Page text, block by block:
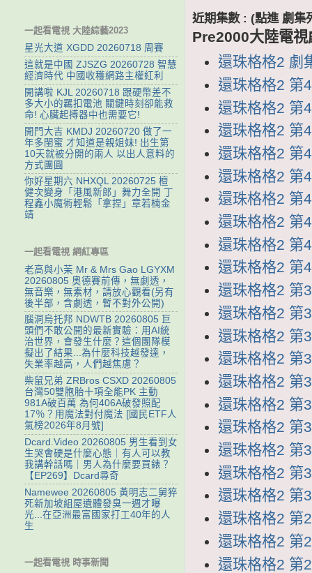
近期集數 : (點進 劇集
Pre2000大陸電
還珠格格2 劇
還珠格格2 第
還珠格格2 第
還珠格格2 第
還珠格格2 第
還珠格格2 第
還珠格格2 第
還珠格格2 第
還珠格格2 第
還珠格格2 第
還珠格格2 第
還珠格格2 第
還珠格格2 第
還珠格格2 第
還珠格格2 第
還珠格格2 第
還珠格格2 第
還珠格格2 第
還珠格格2 第
還珠格格2 第
還珠格格2 第
還珠格格2 第
還珠格格2 第
一起看電視 大陸綜藝2023
星光大道 XGDD 20260718 周賽
這就是中國 ZJSZG 20260728 智慧
經濟時代 中國收穫網路主權紅利
開講啦 KJL 20260718 跟硬幣差不
多大小的羈扣電池 關鍵時刻卻能救
命! 心臟起搏器中也需要它!
開門大吉 KMDJ 20260720 做了一
年多閨蜜 才知道是親姐妹! 出生第
10天就被分開的兩人 以出人意料的
方式團圓
你好星期六 NHXQL 20260725 檀
健次變身「港風新郎」舞力全開 丁
程鑫小魔術輕鬆「拿捏」章若楠金
靖
一起看電視 網紅專區
老高與小茉 Mr & Mrs Gao LGYXM
20260805 奧德賽前傳，無劇透，
無音樂，無素材，請放心觀看(另有
後半部，含劇透，暫不對外公開)
腦洞烏托邦 NDWTB 20260805 巨
頭們不敢公開的最新實驗：用AI統
治世界，會發生什麼？這個團隊模
擬出了結果...為什麼科技越發達，
失業率越高，人們越焦慮？
柴鼠兄弟 ZRBros CSXD 20260805
台灣50雙胞胎十項全能PK 主動
981A破百萬 為何406A破發照配
17％？用魔法對付魔法 [國民ETF人
氣榜2026年8月號]
Dcard.Video 20260805 男生看到女
生哭會硬是什麼心態｜有人可以教
我講幹話嗎｜男人為什麼要買錶？
【EP269】Dcard尋奇
Namewee 20260805 黃明志二舅猝
死新加坡組屋遺體發臭一週才曝
光...在亞洲最富國家打工40年的人
生
一起看電視 時事新聞